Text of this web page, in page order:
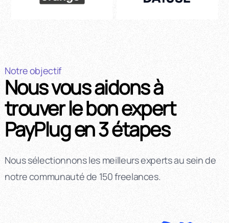
Notre objectif
Nous vous aidons à
trouver le bon expert
PayPlug en 3 étapes
Nous sélectionnons les meilleurs experts au sein de
notre communauté de 150 freelances.